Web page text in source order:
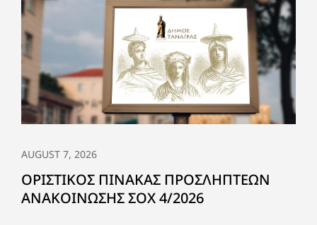
AUGUST 7, 2026
ΟΡΙΣΤΙΚΟΣ ΠΙΝΑΚΑΣ ΠΡΟΣΛΗΠΤΕΩΝ
ΑΝΑΚΟΙΝΩΣΗΣ ΣΟΧ 4/2026